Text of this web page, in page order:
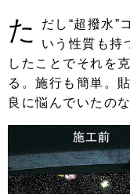
た
だし“超撥水”
いう性質も持
したことでそれを
る。施行も簡単。
良に悩んでいたの